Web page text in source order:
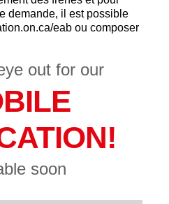
demande, il est possible
eab ou composer
out for our
soon